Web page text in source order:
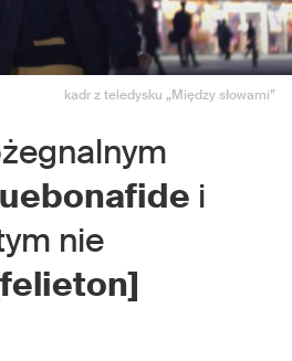
kadr z teledysku „Między słowami”
i
nie